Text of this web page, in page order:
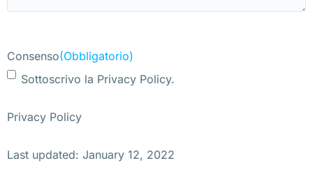
Consenso(Obbligatorio)
Sottoscrivo la Privacy Policy.
Privacy Policy
Last updated: January 12, 2022